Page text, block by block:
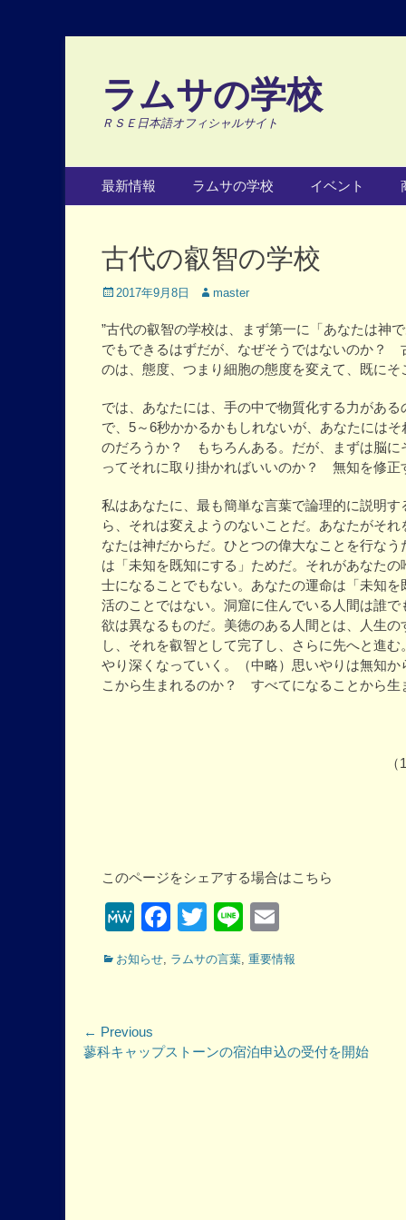
ラムサの学校
ＲＳＥ日本語オフィシャルサイト
Primary Menu
最新情報 ラムサの学校 イベント
古代の叡智の学校
Posted
2017年9月8日 Author
master
”古代の叡智の学校は、まず第一に「あなたは神
でもできるはずだが、なぜそうではないのか？
のは、態度、つまり細胞の態度を変えて、既に
では、あなたには、手の中で物質化する力があ
で、5～6秒かかるかもしれないが、あなたには
のだろうか？ もちろんある。だが、まずは脳に
ってそれに取り掛かればいいのか？ 無知を修正
私はあなたに、最も簡単な言葉で論理的に説明
ら、それは変えようのないことだ。あなたがそ
なたは神だからだ。ひとつの偉大なことを行な
は「未知を既知にする」ためだ。それがあなた
士になることでもない。あなたの運命は「未知
活のことではない。洞窟に住んでいる人間は誰
欲は異なるものだ。美徳のある人間とは、人生
し、それを叡智として完了し、さらに先へと進
やり深くなっていく。（中略）思いやりは無知
こから生まれるのか？ すべてになることから生
このページをシェアする場合はこちら
MeWeFacebook
Twitter
Line
Categories
お知らせ, ラムサの言葉, 重要情報
投
稿
← Previous
Previous
蓼科キャップストーンの宿泊申込の受付を開始